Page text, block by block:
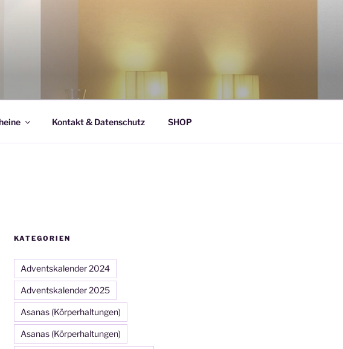
Kontakt & Datenschutz SHOP
KATEGORIEN
Adventskalender 2024
Adventskalender 2025
Asanas (Körperhaltungen)
Asanas (Körperhaltungen)